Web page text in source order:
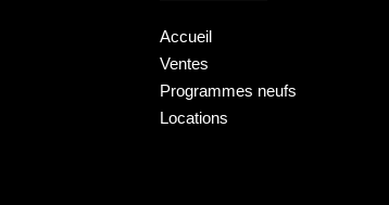
Accueil
Ventes
Programmes neufs
Locations